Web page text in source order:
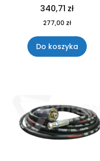
340,71 zł
277,00 zł
Do koszyka